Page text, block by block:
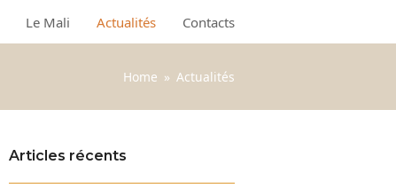
Le Mali Actualités Contacts
Home » Actualités
Articles récents